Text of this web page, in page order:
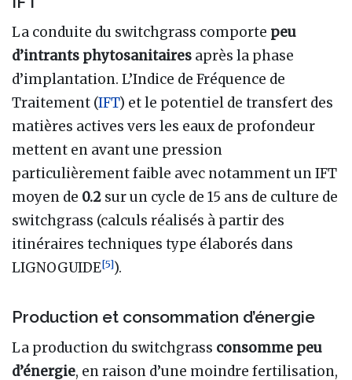
La conduite du switchgrass comporte peu
d’intrants phytosanitaires après la phase
d’implantation. L’Indice de Fréquence de
Traitement (IFT) et le potentiel de transfert des
matières actives vers les eaux de profondeur
mettent en avant une pression
particulièrement faible avec notamment un IFT
moyen de 0.2 sur un cycle de 15 ans de culture de
switchgrass (calculs réalisés à partir des
itinéraires techniques type élaborés dans
LIGNOGUIDE[5]).
Production et consommation d’énergie
La production du switchgrass consomme peu
d’énergie, en raison d’une moindre fertilisation,